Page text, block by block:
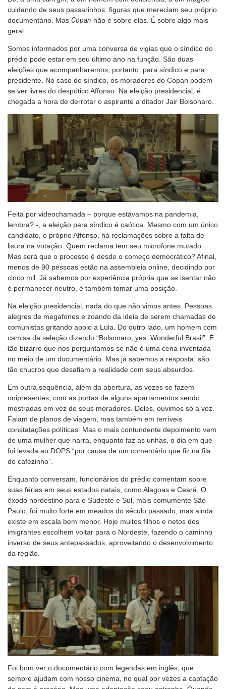
cuidando de seus passarinhos: figuras que mereciam seu próprio
documentário. Mas Copan não é sobre elas. É sobre algo mais
geral.
Somos informados por uma conversa de vigias que o síndico do
prédio pode estar em seu último ano na função. São duas
eleições que acompanharemos, portanto: para síndico e para
presidente. No caso do síndico, os moradores do Copan podem
se ver livres do despótico Affonso. Na eleição presidencial, é
chegada a hora de derrotar o aspirante a ditador Jair Bolsonaro.
Feita por videochamada – porque estávamos na pandemia,
lembra? -, a eleição para síndico é caótica. Mesmo com um único
candidato, o próprio Affonso, há reclamações sobre a falta de
lisura na votação. Quem reclama tem seu microfone mutado.
Mas será que o processo é desde o começo democrático? Afinal,
menos de 90 pessoas estão na assembleia online, decidindo por
cinco mil. Já sabemos por experiência própria que se isentar não
é permanecer neutro, é também tomar uma posição.
Na eleição presidencial, nada do que não vimos antes. Pessoas
alegres de megafones e zoando da ideia de serem chamadas de
comunistas gritando apoio a Lula. Do outro lado, um homem com
camisa da seleção dizendo “Bolsonaro, yes. Wonderful Brasil”. É
tão bizarro que nos perguntamos se não é uma cena inventada
no meio de um documentário. Mas já sabemos a resposta: são
tão chucros que desafiam a realidade com seus absurdos.
Em outra sequência, além da abertura, as vozes se fazem
onipresentes, com as portas de alguns apartamentos sendo
mostradas em vez de seus moradores. Deles, ouvimos só a voz.
Falam de planos de viagem, mas também em terríveis
constatações políticas. Mas o mais contundente depoimento vem
de uma mulher que narra, enquanto faz as unhas, o dia em que
foi levada ao DOPS “por causa de um comentário que fiz na fila
do cafezinho”.
Enquanto conversam, funcionários do prédio comentam sobre
suas férias em seus estados natais, como Alagoas e Ceará. O
êxodo nordestino para o Sudeste e Sul, mais comumente São
Paulo, foi muito forte em meados do século passado, mas ainda
existe em escala bem menor. Hoje muitos filhos e netos dos
imigrantes escolhem voltar para o Nordeste, fazendo o caminho
inverso de seus antepassados, aproveitando o desenvolvimento
da região.
Foi bom ver o documentário com legendas em inglês, que
sempre ajudam com nosso cinema, no qual por vezes a captação